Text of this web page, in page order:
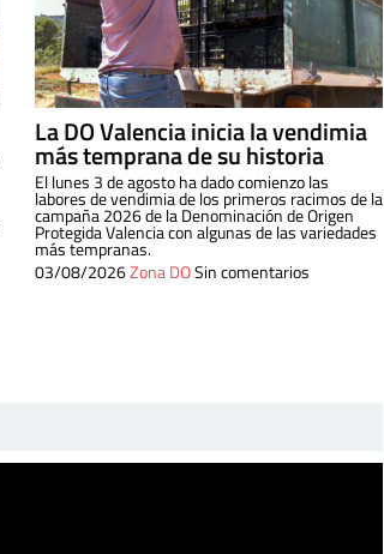
La DO Valencia inicia la vendimia
más temprana de su historia
El lunes 3 de agosto ha dado comienzo las
labores de vendimia de los primeros racimos de la
campaña 2026 de la Denominación de Origen
Protegida Valencia con algunas de las variedades
más tempranas.
03/08/2026Zona DOSin comentarios